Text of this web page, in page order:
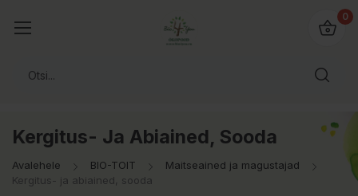
0
Kergitus- Ja Abiained, Sooda
Avalehele BIO-TOIT
Maitseained ja magustajad
Kergitus- ja abiained, sooda